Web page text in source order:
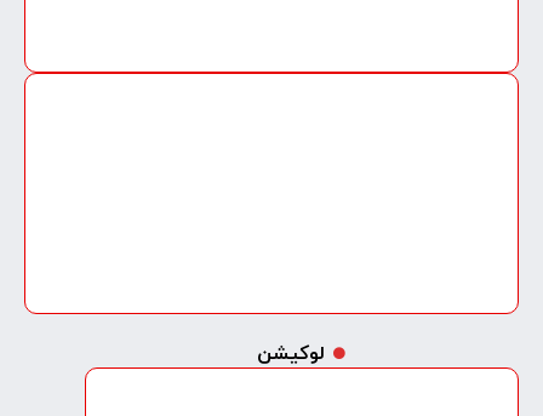
لوکیشن